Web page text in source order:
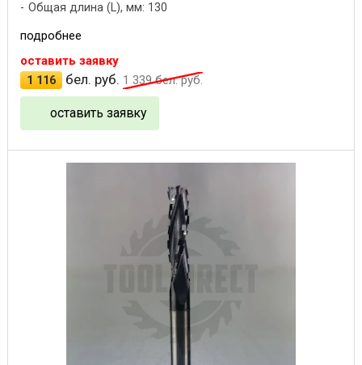
Общая длина (L), мм: 130
подробнее
оставить заявку
1 116
бел. руб. 1 339бел. руб.
оставить заявку